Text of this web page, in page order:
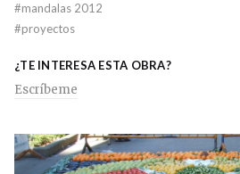
#mandalas 2012
#proyectos
¿TE INTERESA ESTA OBRA?
Escríbeme